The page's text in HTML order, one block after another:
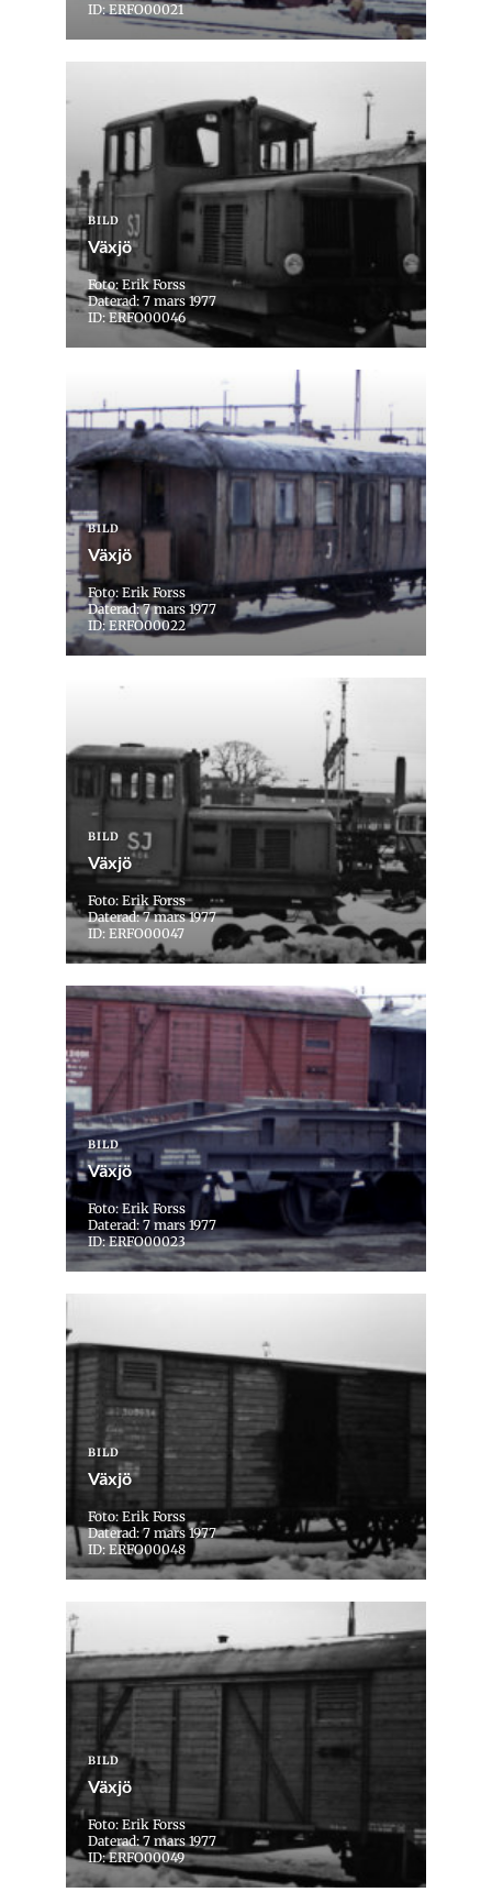
ID: ERFO00021
BILD
Växjö
Foto: Erik Forss
Daterad: 7 mars 1977
ID: ERFO00046
BILD
Växjö
Foto: Erik Forss
Daterad: 7 mars 1977
ID: ERFO00022
BILD
Växjö
Foto: Erik Forss
Daterad: 7 mars 1977
ID: ERFO00047
BILD
Växjö
Foto: Erik Forss
Daterad: 7 mars 1977
ID: ERFO00023
BILD
Växjö
Foto: Erik Forss
Daterad: 7 mars 1977
ID: ERFO00048
BILD
Växjö
Foto: Erik Forss
Daterad: 7 mars 1977
ID: ERFO00049